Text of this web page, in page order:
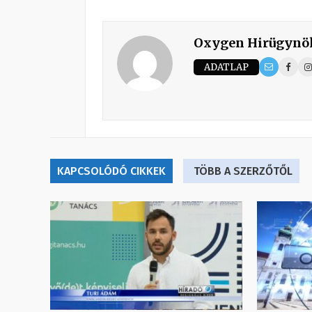
Oxygen
ADATLAP
KAPCSOLÓDÓ CIKKEK TÖBB A SZERZŐTŐL